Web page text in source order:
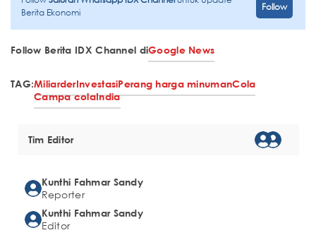
Berita Ekonomi
Follow
Follow Berita IDX Channel diGoogle News
TAG:MiliarderInvestasiPerang harga minumanCola
Campa colaIndia
Tim Editor
Kunthi Fahmar Sandy
Reporter
Kunthi Fahmar Sandy
Editor